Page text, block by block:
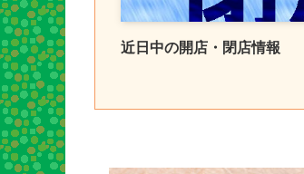
近日中の開店・閉店情報